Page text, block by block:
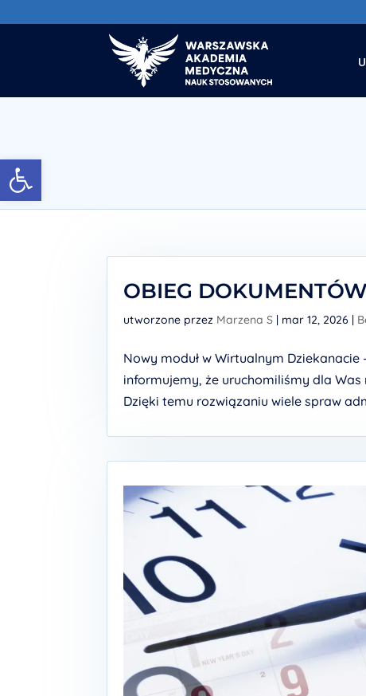
OBIEG DOKUMENTÓW
utworzone przez Marzena S | mar 12, 2026 |
Nowy moduł w Wirtualnym
informujemy, że uruchomiliśmy dla
Dzięki temu rozwiązaniu wiele spraw
Otwórz pasek narzędzi